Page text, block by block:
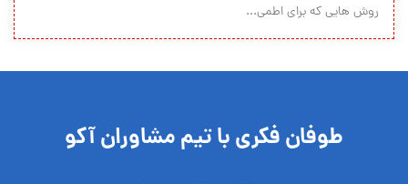
روش هایی که برای اطمی...
طوفان فکری با تیم مشاوران آکو